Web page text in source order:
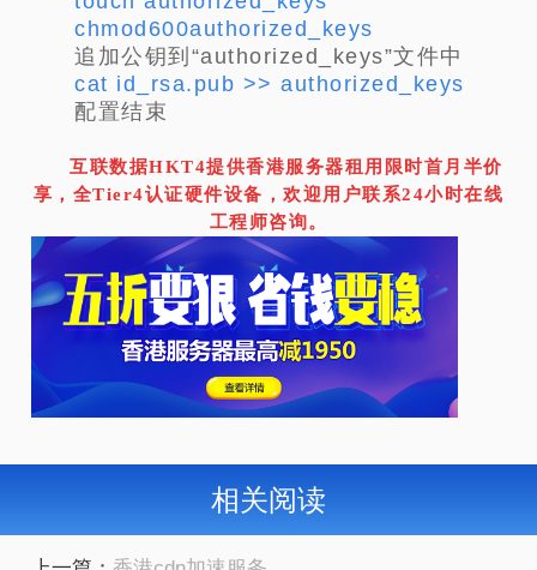
chmod600authorized_keys
追加公钥到“authorized_keys”文件中
cat id_rsa.pub >> authorized_keys
配置结束
互联数据HKT4提供香港服务器租用限时首月半价
享，全Tier4认证硬件设备，欢迎用户联系24小时在线
工程师咨询。
相关阅读